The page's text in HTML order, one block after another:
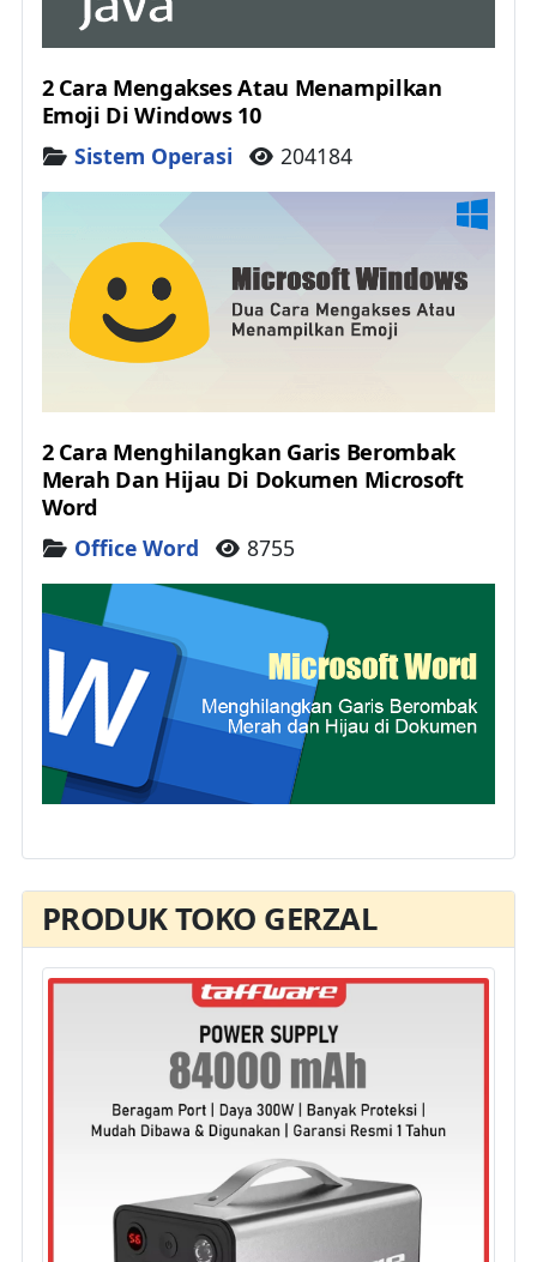
2 Cara Mengakses Atau Menampilkan
Emoji Di Windows 10
Details
Sistem Operasi 204184
2 Cara Menghilangkan Garis Berombak
Merah Dan Hijau Di Dokumen Microsoft
Word
DetailsOffice Word 8755
PRODUK TOKO GERZAL